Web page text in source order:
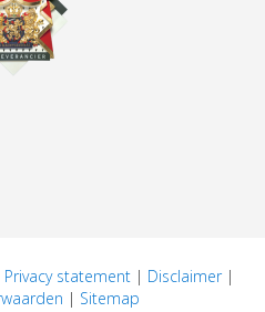
Privacy statement | Disclaimer|
| Sitemap